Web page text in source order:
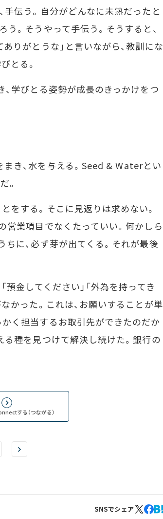
伝う。自分がどんなに未熟だったと
。そうやって手伝う。そうすると、
りがとうな」と言いながら、教訓にな
とる。
学びとる姿勢が成長のきっかけをつ
き、水を与える。Seed & Waterとい
。
をする。そこに見返りは求めない。
営業項目でなくたっていい。何かしら
ちに、必ず芽が出てくる。それが最後
預金してください」「外為を持ってき
かった。これは、お願いすることが単
く担当するお取引先ができたのだか
る種を見つけて解決し続けた。銀行の
する（つながる）
SNSでシェア